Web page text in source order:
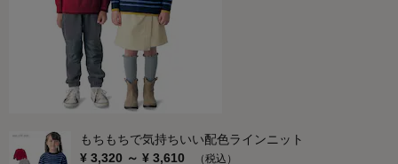
もちもちで気持ちいい配色ラインニット
¥ 3,320 ～ ¥ 3,610
（税込）